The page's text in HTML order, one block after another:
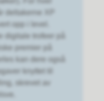
deltakerne XP
opp i level.
digitale trofeer på
premier på
kan dere også
knyttet til
skrevet av